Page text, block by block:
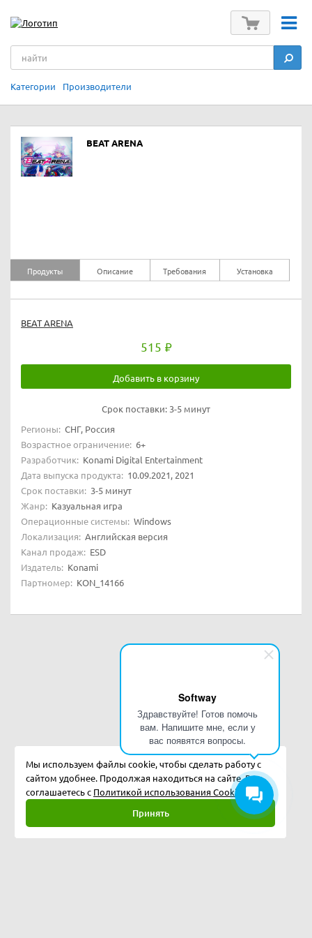
Softway
Здравствуйте! Готов помочь
вам. Напишите мне, если у
вас появятся вопросы.
Категории Производители
BEAT ARENA
Продукты Описание Требования Установка
BEAT ARENA
515
Добавить в корзину
Срок поставки: 3-5 минут
Регионы: СНГ, Россия
Возрастное ограничение: 6+
Разработчик: Konami Digital Entertainment
Дата выпуска продукта: 10.09.2021, 2021
Срок поставки: 3-5 минут
Жанр: Казуальная игра
Операционные системы: Windows
Локализация: Английская версия
Канал продаж: ESD
Издатель: Konami
Партномер: KON_14166
Мы используем файлы cookie, чтобы сделать работу с
сайтом удобнее. Продолжая находиться на сайте, Вы
соглашаетесь с Политикой использования Cookies.
Принять